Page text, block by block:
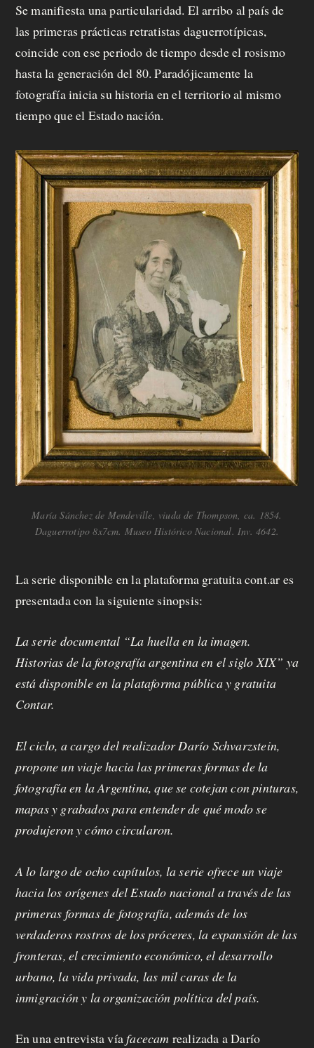
Se manifiesta una particularidad. El arribo al país de
las primeras prácticas retratistas daguerrotípicas,
coincide con ese periodo de tiempo desde el rosismo
hasta la generación del 80. Paradójicamente la
fotografía inicia su historia en el territorio al mismo
tiempo que el Estado nación.
María Sánchez de Mendeville, viuda de Thompson, ca. 1854.
Daguerrotipo 8x7cm. Museo Histórico Nacional. Inv. 4642.
La serie disponible en la plataforma gratuita cont.ar es
presentada con la siguiente sinopsis:
La serie documental “La huella en la imagen.
Historias de la fotografía argentina en el siglo XIX” ya
está disponible en la plataforma pública y gratuita
Contar.
El ciclo, a cargo del realizador Darío Schvarzstein,
propone un viaje hacia las primeras formas de la
fotografía en la Argentina, que se cotejan con pinturas,
mapas y grabados para entender de qué modo se
produjeron y cómo circularon.
A lo largo de ocho capítulos, la serie ofrece un viaje
hacia los orígenes del Estado nacional a través de las
primeras formas de fotografía, además de los
verdaderos rostros de los próceres, la expansión de las
fronteras, el crecimiento económico, el desarrollo
urbano, la vida privada, las mil caras de la
inmigración y la organización política del país.
En una entrevista víafacecam realizada a Darío